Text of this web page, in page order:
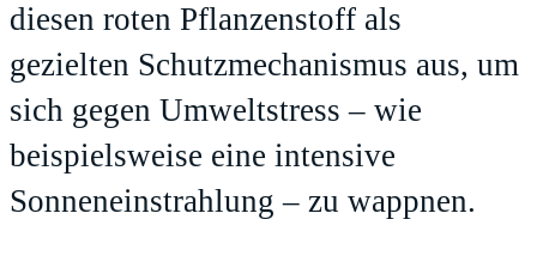
diesen roten Pflanzenstoff als
gezielten Schutzmechanismus aus, um
sich gegen Umweltstress – wie
beispielsweise eine intensive
Sonneneinstrahlung – zu wappnen.